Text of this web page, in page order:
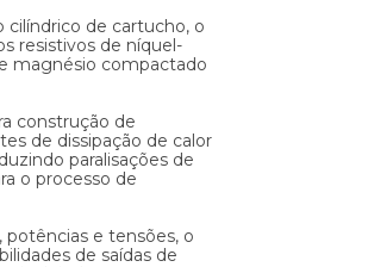
de cartucho, o
resistivos de níquel-
magnésio compactado
construção de
de dissipação de calor
paralisações de
o processo de
e tensões, o
de saídas de